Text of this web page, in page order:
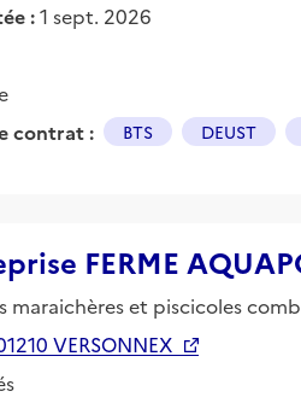
:1 sept. 2026
contrat :
BTS DEUST
FERME
et piscicoles
VERSONNEX